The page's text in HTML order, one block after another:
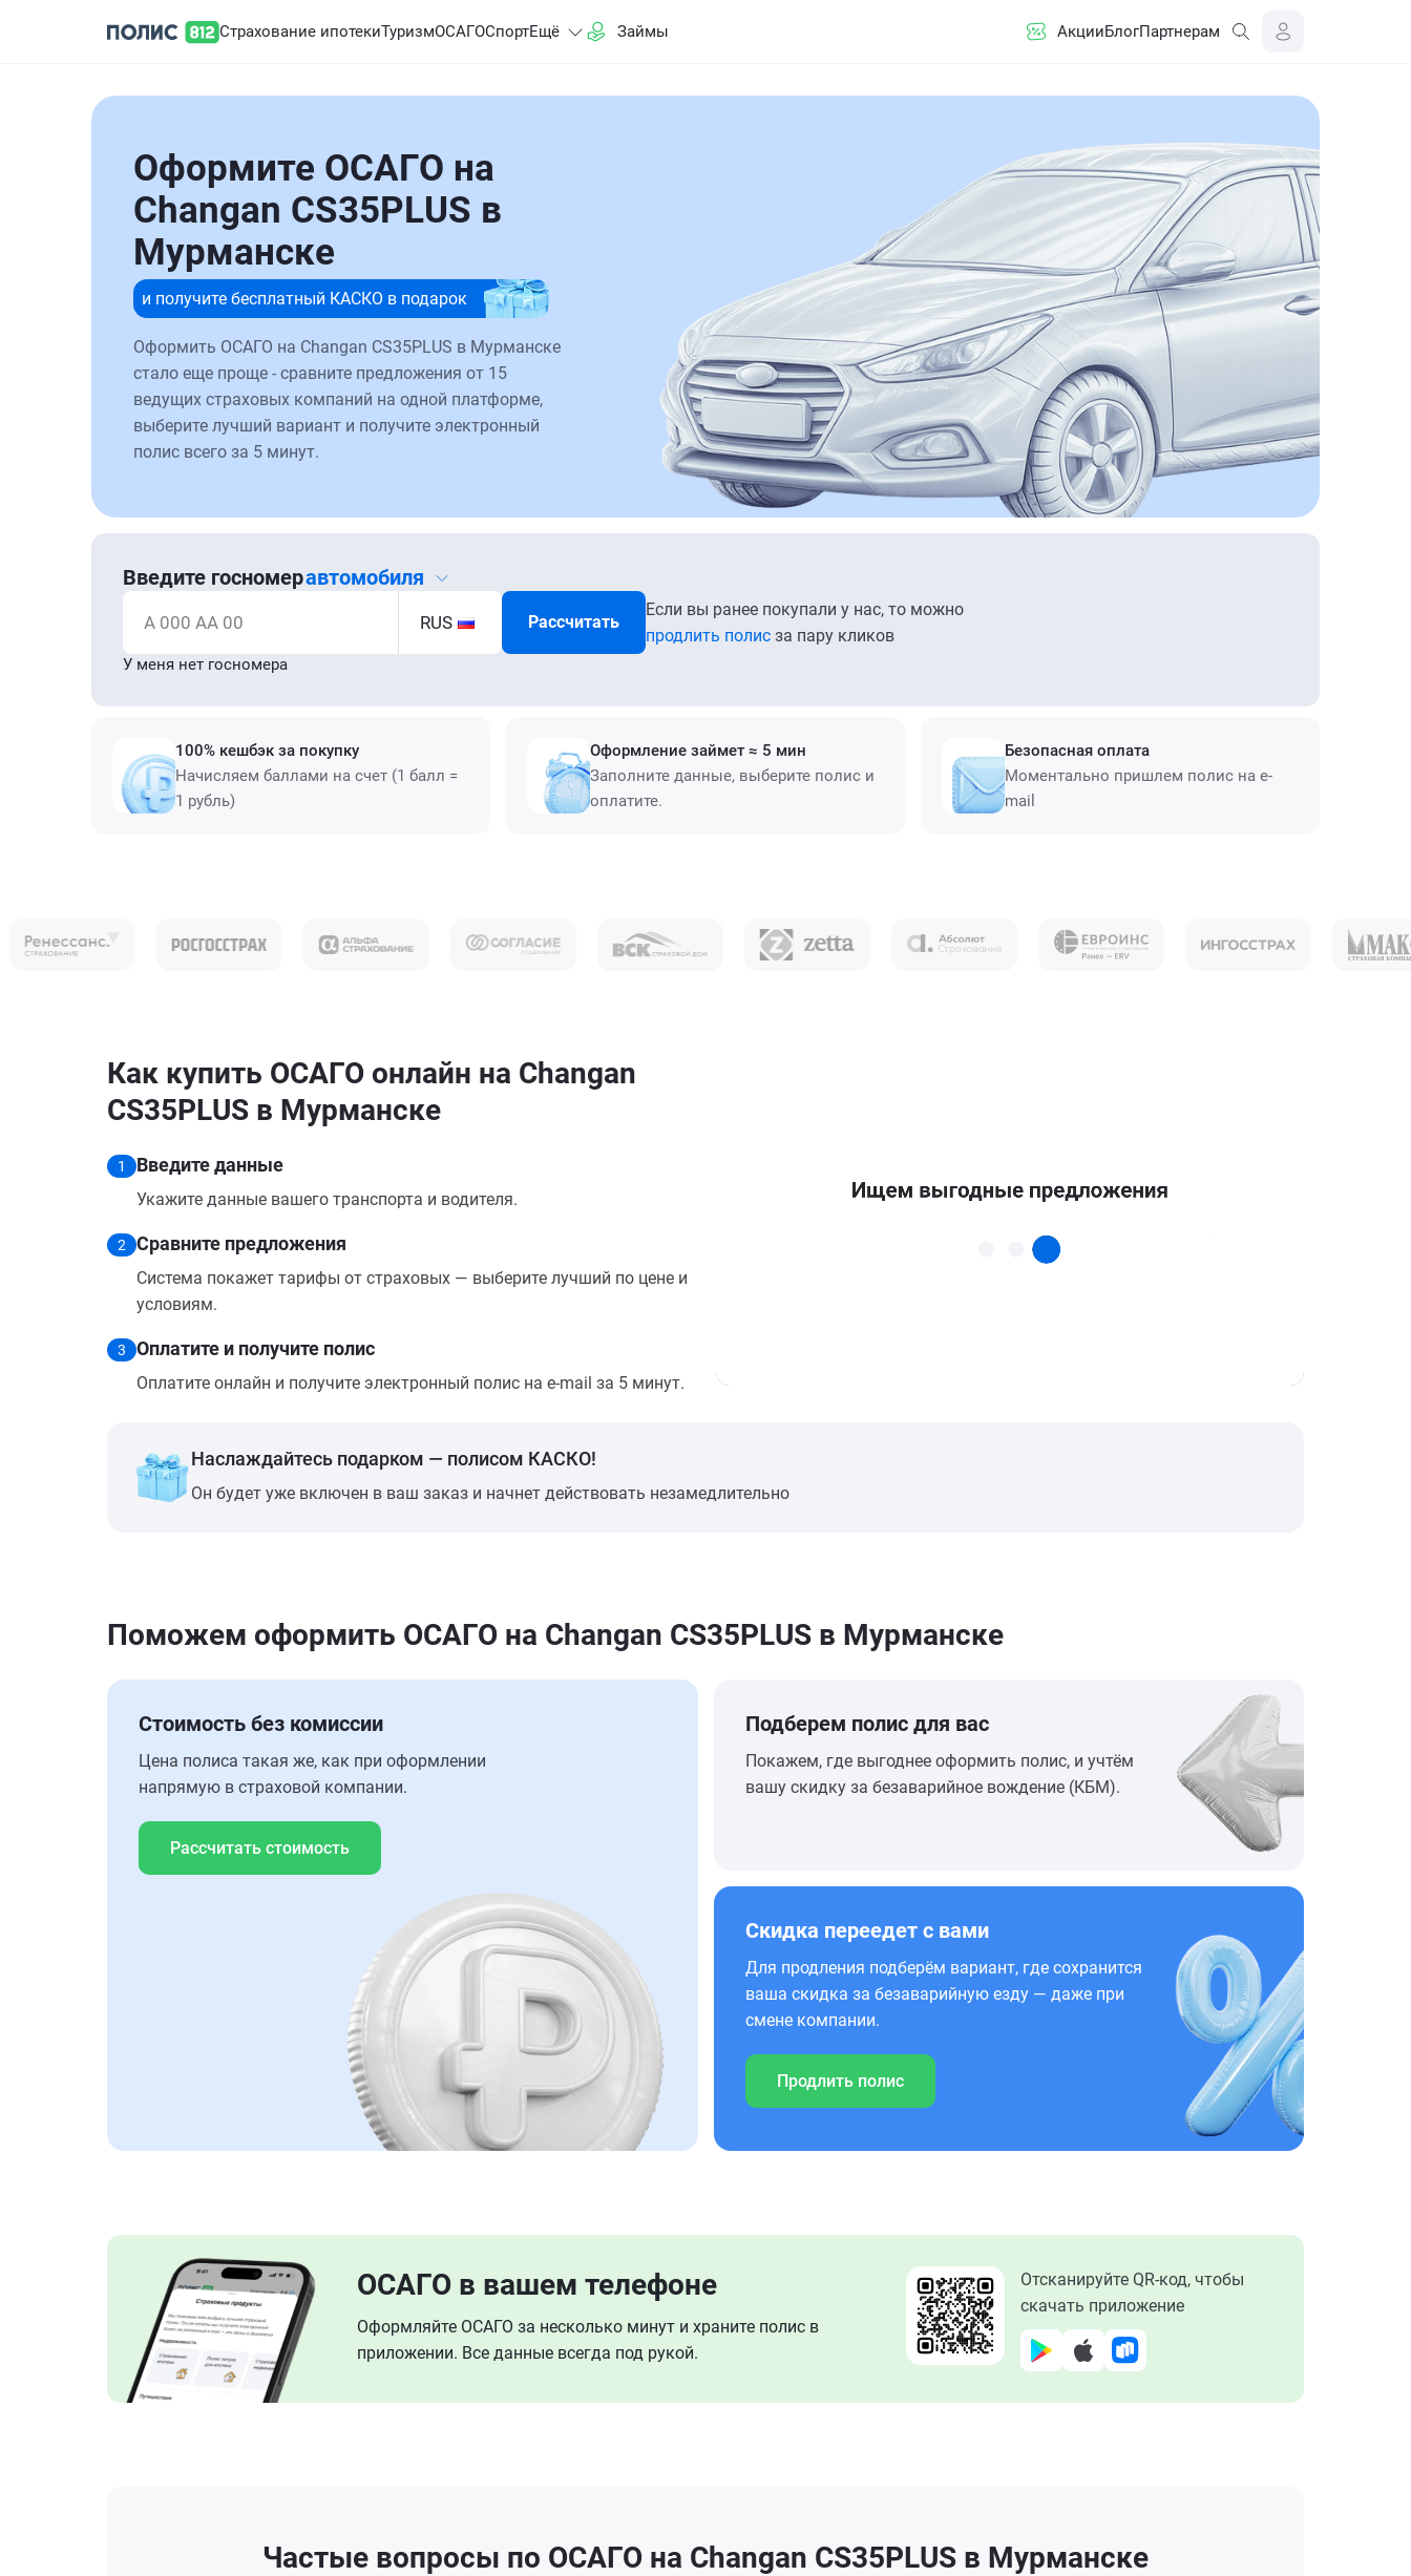
Страхование ипотекиТуризмОСАГОСпортЕщё Займы АкцииБлогПартнерам
Оформите ОСАГО на
Changan CS35PLUS в
Мурманске
и получите бесплатный КАСКО в подарок
Оформить ОСАГО на Changan CS35PLUS в Мурманске
стало еще проще - сравните предложения от 15
ведущих страховых компаний на одной платформе,
выберите лучший вариант и получите электронный
полис всего за 5 минут.
Введите госномеравтомобиля
А 000 АА 00 RUS Рассчитать
Если вы ранее покупали у нас, то можно
продлить полис за пару кликов
У меня нет госномера
100% кешбэк за покупку
Начисляем баллами на счет (1 балл =
1 рубль)
Оформление займет ≈ 5 мин
Заполните данные, выберите полис и
оплатите.
Безопасная оплата
Моментально пришлем полис на e-
mail
Как купить ОСАГО онлайн на Changan
CS35PLUS в Мурманске
1 Введите данные
Укажите данные вашего транспорта и водителя.
2 Сравните предложения
Система покажет тарифы от страховых — выберите лучший по цене и
условиям.
3 Оплатите и получите полис
Оплатите онлайн и получите электронный полис на e-mail за 5 минут.
Наслаждайтесь подарком — полисом КАСКО!
Он будет уже включен в ваш заказ и начнет действовать незамедлительно
Поможем оформить ОСАГО на Changan CS35PLUS в Мурманске
Стоимость без комиссии
Цена полиса такая же, как при оформлении
напрямую в страховой компании.
Рассчитать стоимость
Подберем полис для вас
Покажем, где выгоднее оформить полис, и учтём
вашу скидку за безаварийное вождение (КБМ).
Скидка переедет с вами
Для продления подберём вариант, где сохранится
ваша скидка за безаварийную езду — даже при
смене компании.
Продлить полис
ОСАГО в вашем телефоне
Оформляйте ОСАГО за несколько минут и храните полис в
приложении. Все данные всегда под рукой.
Отсканируйте QR-код, чтобы
скачать приложение
Частые вопросы по ОСАГО на Changan CS35PLUS в Мурманске